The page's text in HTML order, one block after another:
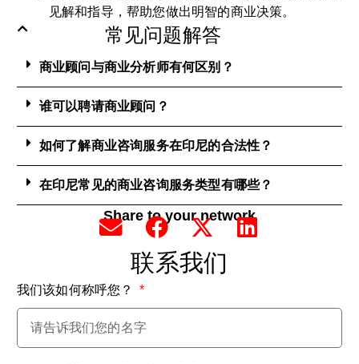
见解和指导，帮助您做出明智的商业决策。
常见问题解答
商业顾问与商业分析师有何区别？
谁可以聘请商业顾问？
如何了解商业咨询服务在印尼的合法性？
在印尼常见的商业咨询服务类型有哪些？
Share to your network
联系我们
我们该如何称呼您？